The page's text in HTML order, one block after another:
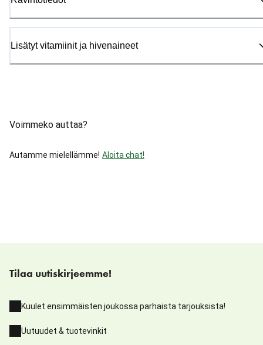
Lisätyt vitamiinit ja hivenaineet
Voimmeko auttaa?
Autamme mielellämme! Aloita chat!
Tilaa uutiskirjeemme!
Kuulet ensimmäisten joukossa parhaista tarjouksista!
Uutuudet & tuotevinkit